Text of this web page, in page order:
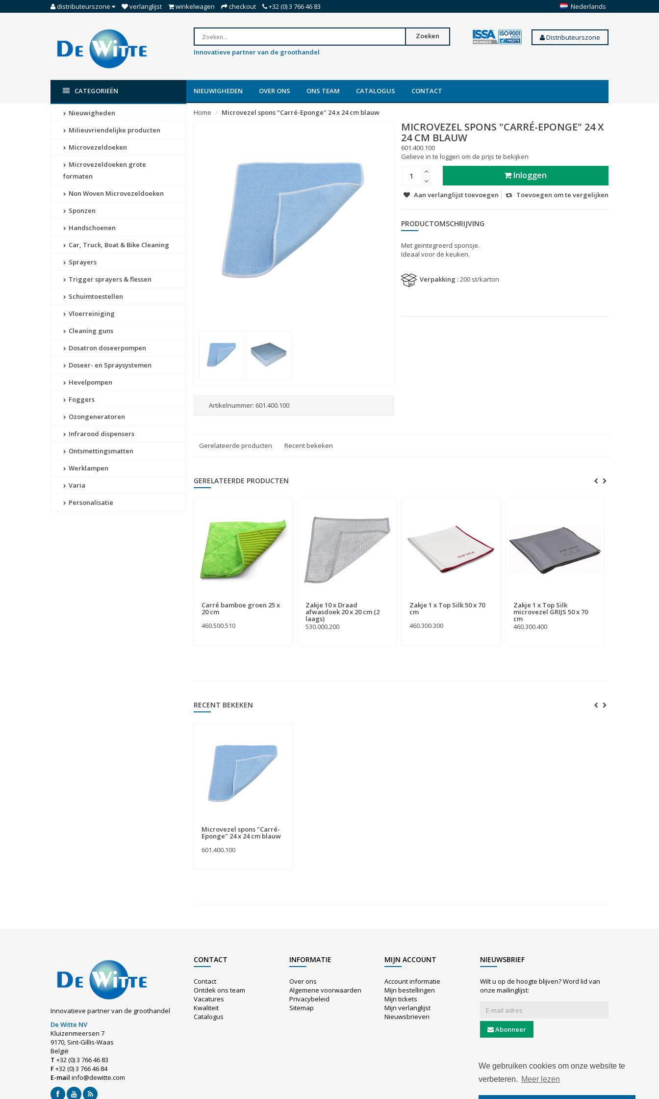
We gebruiken cookies om onze website te
verbeteren. Meer lezen
distributeurszone verlanglijst winkelwagen checkout +32 (0) 3 766 46 83 Nederlands
Zoeken
Innovatieve partner van de groothandel
Distributeurszone
CATEGORIEËN NIEUWIGHEDEN OVER ONS ONS TEAM CATALOGUS CONTACT
Nieuwigheden
Milieuvriendelijke producten
Microvezeldoeken
Microvezeldoeken grote
formaten
Non Woven Microvezeldoeken
Sponzen
Handschoenen
Car, Truck, Boat & Bike Cleaning
Sprayers
Trigger sprayers & flessen
Schuimtoestellen
Vloerreiniging
Cleaning guns
Dosatron doseerpompen
Doseer- en Spraysystemen
Hevelpompen
Foggers
Ozongeneratoren
Infrarood dispensers
Ontsmettingsmatten
Werklampen
Varia
Personalisatie
Home Microvezel spons "Carré-Eponge" 24 x 24 cm blauw
Artikelnummer: 601.400.100
MICROVEZEL SPONS "CARRÉ-EPONGE" 24 X
24 CM BLAUW
601.400.100
Gelieve in te loggen om de prijs te bekijken
Inloggen
Aan verlanglijst toevoegen Toevoegen om te vergelijken
PRODUCTOMSCHRIJVING
Met geïntegreerd sponsje.
Ideaal voor de keuken.
Verpakking :200 st/karton
Gerelateerde producten Recent bekeken
GERELATEERDE PRODUCTEN
Carré bamboe groen 25 x
20 cm
460.500.510
Zakje 10 x Draad
afwasdoek 20 x 20 cm (2
laags)
530.000.200
Zakje 1 x Top Silk 50 x 70
cm
460.300.300
Zakje 1 x Top Silk
microvezel GRIJS 50 x 70
cm
460.300.400
RECENT BEKEKEN
Microvezel spons "Carré-
Eponge" 24 x 24 cm blauw
601.400.100
Innovatieve partner van de groothandel
De Witte NV
Kluizenmeersen 7
9170, Sint-Gillis-Waas
België
T +32 (0) 3 766 46 83
F+32 (0) 3 766 46 84
E-mail info@dewitte.com
CONTACT
Contact
Ontdek ons team
Vacatures
Kwaliteit
Catalogus
INFORMATIE
Over ons
Algemene voorwaarden
Privacybeleid
Sitemap
MIJN ACCOUNT
Account informatie
Mijn bestellingen
Mijn tickets
Mijn verlanglijst
Nieuwsbrieven
NIEUWSBRIEF
Wilt u op de hoogte blijven? Word lid van
onze mailinglijst:
Abonneer